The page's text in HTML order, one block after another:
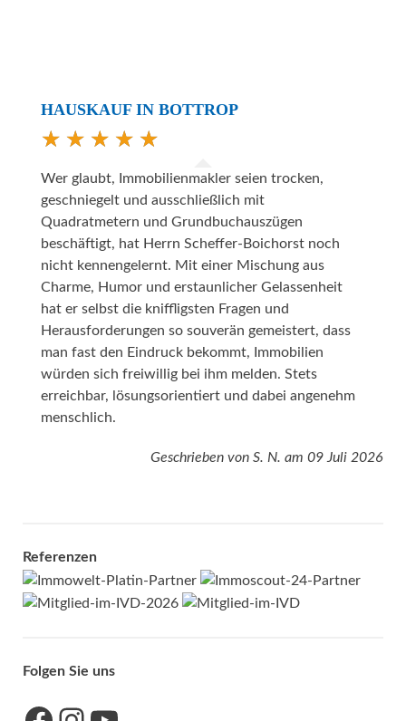
HAUSKAUF IN BOTTROP
Wer glaubt, Immobilienmakler seien trocken,
geschniegelt und ausschließlich mit
Quadratmetern und Grundbuchauszügen
beschäftigt, hat Herrn Scheffer-Boichorst noch
nicht kennengelernt. Mit einer Mischung aus
Charme, Humor und erstaunlicher Gelassenheit
hat er selbst die kniffligsten Fragen und
Herausforderungen so souverän gemeistert, dass
man fast den Eindruck bekommt, Immobilien
würden sich freiwillig bei ihm melden. Stets
erreichbar, lösungsorientiert und dabei angenehm
menschlich.
Geschrieben von S. N. am 09 Juli 2026
Referenzen
Folgen Sie uns
Link zu unserer Facebook-Seite Link zu unseres Instagram-Accounts